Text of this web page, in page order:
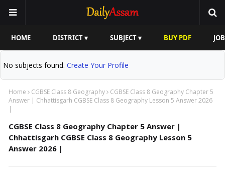
HOME DISTRICT ▾ SUBJECT ▾ BUY PDF
No subjects found. Create Your Profile
Home CGBSE Class 8 Geography
CGBSE Class 8 Geography Chapter 5
Answer | Chhattisgarh CGBSE Class 8 Geography Lesson 5 Answer 2026
|
CGBSE Class 8 Geography Chapter 5 Answer |
Chhattisgarh CGBSE Class 8 Geography Lesson 5
Answer 2026 |